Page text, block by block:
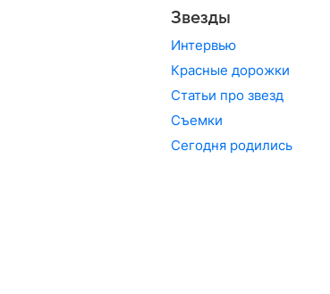
Звезды
Интервью
Красные дорожки
Статьи про звезд
Съемки
Сегодня родились